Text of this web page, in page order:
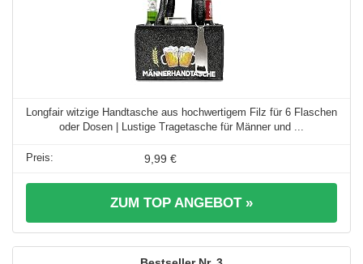
Longfair witzige Handtasche aus hochwertigem Filz für 6 Flaschen
oder Dosen | Lustige Tragetasche für Männer und ...
9,99 €
ZUM TOP ANGEBOT »